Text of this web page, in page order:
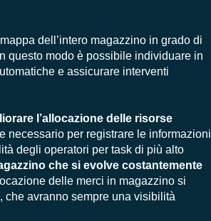
dell’intero magazzino in grado di
questo modo è possibile individuare in
e assicurare interventi
l’allocazione delle risorse
necessario per registrare le informazioni
degli operatori per task di più alto
che si evolve costantemente
delle merci in magazzino si
che avranno sempre una visibilità